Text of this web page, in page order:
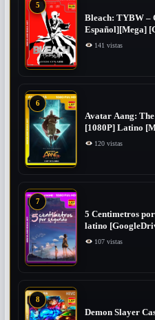
5
Bleach: TYBW –
Español][Mega]
141 vistas
6
Avatar Aang:
[1080P] Latino
120 vistas
7
5 Centimetros
latino
107 vistas
8
Demon Slayer